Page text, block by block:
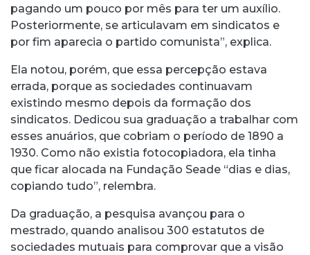
pagando um pouco por mês para ter um auxílio.
Posteriormente, se articulavam em sindicatos e
por fim aparecia o partido comunista”, explica.
Ela notou, porém, que essa percepção estava
errada, porque as sociedades continuavam
existindo mesmo depois da formação dos
sindicatos. Dedicou sua graduação a trabalhar com
esses anuários, que cobriam o período de 1890 a
1930. Como não existia fotocopiadora, ela tinha
que ficar alocada na Fundação Seade “dias e dias,
copiando tudo”, relembra.
Da graduação, a pesquisa avançou para o
mestrado, quando analisou 300 estatutos de
sociedades mutuais para comprovar que a visão